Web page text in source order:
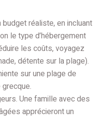
réaliste, en incluant
le type d’hébergement
les coûts, voyagez
détente sur la plage).
sur une plage de
Une famille avec des
apprécieront un